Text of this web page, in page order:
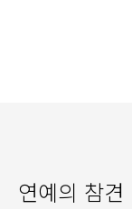
연예의 참견